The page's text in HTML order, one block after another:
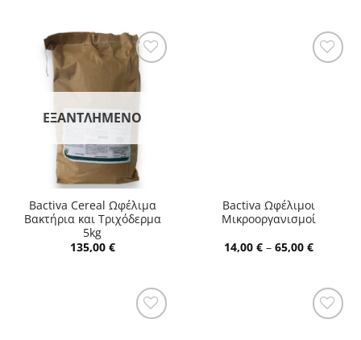
ΕΞΑΝΤΛΗΜΈΝΟ
Bactiva Cereal Ωφέλιμα
Βακτήρια και Τριχόδερμα
5kg
135,00 €
Bactiva Ωφέλιμοι
Μικροοργανισμοί
14,00 € – 65,00 €Price
range:
65,00 €